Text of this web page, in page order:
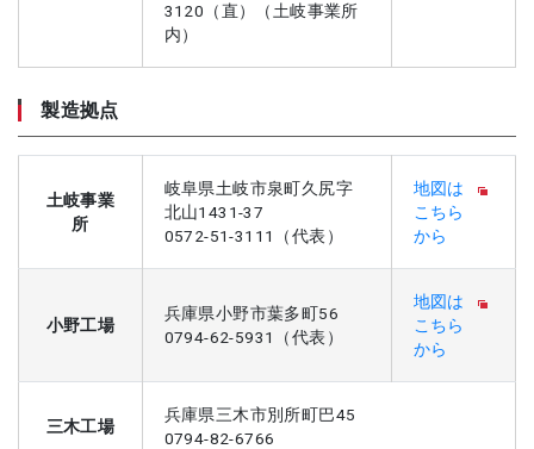
3120（直）（土岐事業所
内）
製造拠点
土岐事業
所
岐阜県土岐市泉町久尻字
北山1431-37
0572-51-3111（代表）
地図は
こちら
から
小野工場
兵庫県小野市葉多町56
0794-62-5931（代表）
地図は
こちら
から
三木工場
兵庫県三木市別所町巴45
0794-82-6766